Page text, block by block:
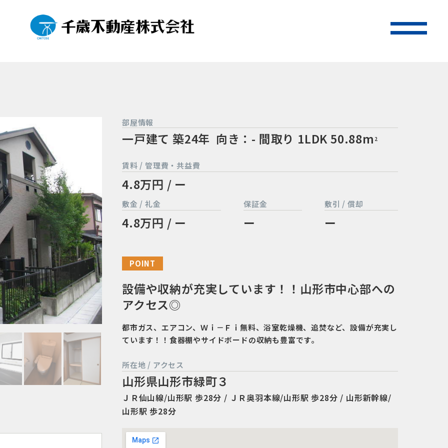
部屋情報
一戸建て 築24年 向き：- 間取り 1LDK50.88m 2
賃料 / 管理費・共益費
4.8万円 / ー
敷金 / 礼金
4.8万円 / ー
保証金
ー
敷引 / 償却
ー
POINT
設備や収納が充実しています！！山形市中心部への
アクセス◎
都市ガス、エアコン、Ｗｉ－Ｆｉ無料、浴室乾燥機、追焚など、設備が充実し
ています！！食器棚やサイドボードの収納も豊富です。
所在地 / アクセス
山形県山形市緑町３
ＪＲ仙山線/山形駅 歩28分 / ＪＲ奥羽本線/山形駅 歩28分 / 山形新幹線/
山形駅 歩28分